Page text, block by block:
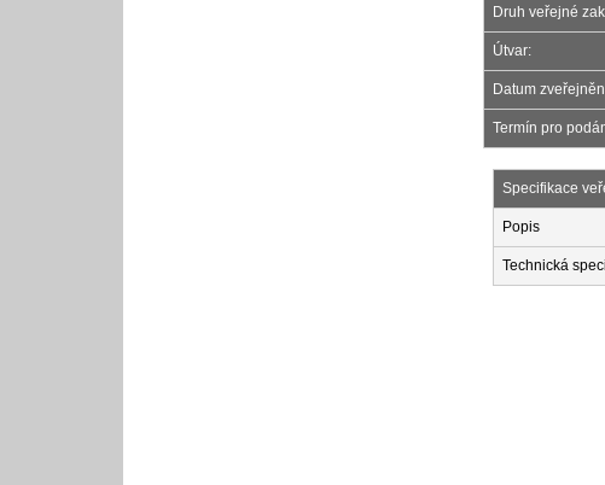
Druh veřejné
Útvar:
Datum
Termín pro
Specifikace
Popis
Technická